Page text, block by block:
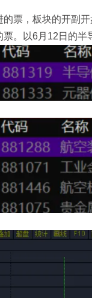
的票，板块的开副
票。以6月12日的半